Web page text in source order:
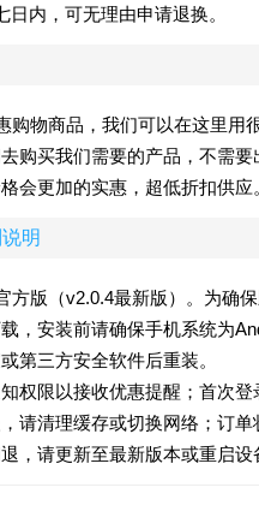
内，可无理由申请退换。
购物商品，我们可以在这里
购买我们需要的产品，不需
会更加的实惠，超低折扣供应
明
方版（v2.0.4最新版）。为确
，安装前请确保手机系统为
第三方安全软件后重装。
权限以接收优惠提醒；首次
请清理缓存或切换网络；订
，请更新至最新版本或重启设